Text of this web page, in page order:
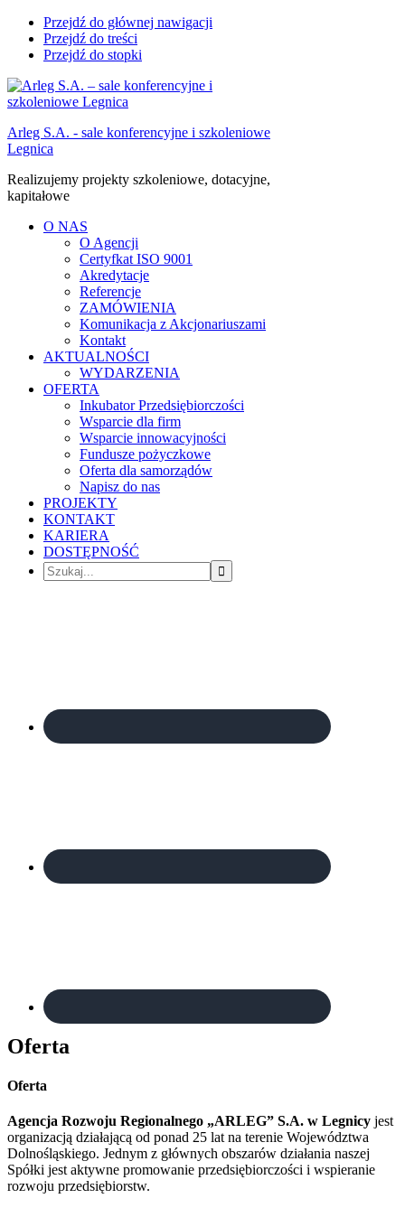
Przejdź do głównej nawigacji
Przejdź do treści
Przejdź do stopki
Arleg S.A. - sale konferencyjne i szkoleniowe
Legnica
Realizujemy projekty szkoleniowe, dotacyjne,
kapitałowe
O NAS
O Agencji
Certyfkat ISO 9001
Akredytacje
Referencje
ZAMÓWIENIA
Komunikacja z Akcjonariuszami
Kontakt
AKTUALNOŚCI
WYDARZENIA
OFERTA
Inkubator Przedsiębiorczości
Wsparcie dla firm
Wsparcie innowacyjności
Fundusze pożyczkowe
Oferta dla samorządów
Napisz do nas
PROJEKTY
KONTAKT
KARIERA
DOSTĘPNOŚĆ
Szukaj...
Oferta
Oferta
Agencja Rozwoju Regionalnego „ARLEG” S.A. w Legnicy jest
organizacją działającą od ponad 25 lat na terenie Województwa
Dolnośląskiego. Jednym z głównych obszarów działania naszej
Spółki jest aktywne promowanie przedsiębiorczości i wspieranie
rozwoju przedsiębiorstw.